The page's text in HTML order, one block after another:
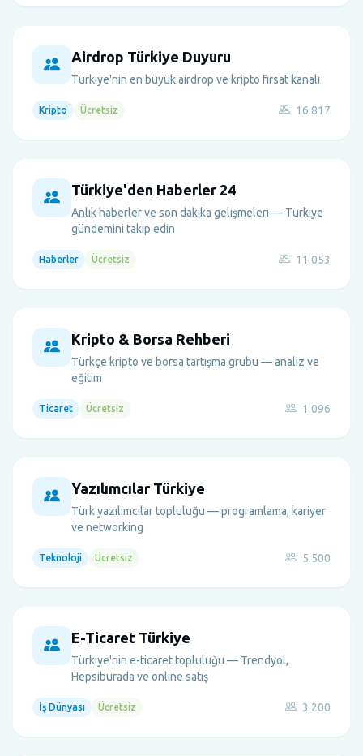
Airdrop Türkiye Duyuru
Türkiye'nin en büyük airdrop ve kripto fırsat kanalı
Kripto Ücretsiz 16.817
Türkiye'den Haberler 24
Anlık haberler ve son dakika gelişmeleri — Türkiye
gündemini takip edin
Haberler Ücretsiz 11.053
Kripto & Borsa Rehberi
Türkçe kripto ve borsa tartışma grubu — analiz ve
eğitim
Ticaret Ücretsiz 1.096
Yazılımcılar Türkiye
Türk yazılımcılar topluluğu — programlama, kariyer
ve networking
Teknoloji Ücretsiz 5.500
E-Ticaret Türkiye
Türkiye'nin e-ticaret topluluğu — Trendyol,
Hepsiburada ve online satış
İş Dünyası Ücretsiz 3.200